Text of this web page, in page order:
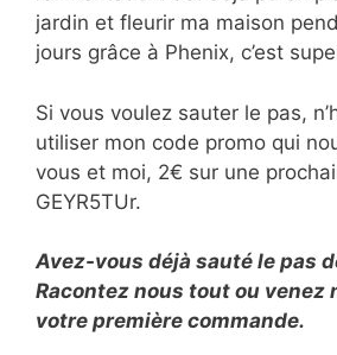
jardin et fleurir ma maison
jours grâce à Phenix, c’est
Si vous voulez sauter le pas,
utiliser mon code promo qui
vous et moi, 2€ sur une
GEYR5TUr.
Avez-vous déjà sauté le pas
Racontez nous tout ou venez
votre première commande.